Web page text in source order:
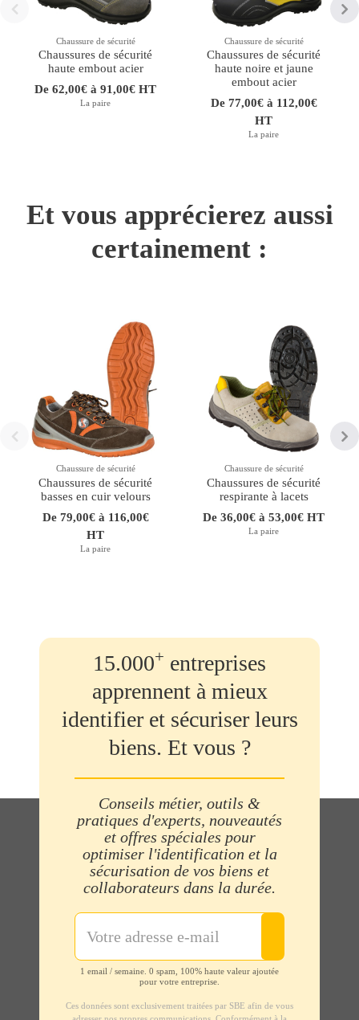
Chaussure de sécurité
Chaussures de sécurité
haute embout acier
De 62,00€ à 91,00€ HT
La paire
Chaussure de sécurité
Chaussures de sécurité
haute noire et jaune
embout acier
De 77,00€ à 112,00€
HT
La paire
Et vous apprécierez aussi
certainement :
Chaussure de sécurité
Chaussures de sécurité
basses en cuir velours
De 79,00€ à 116,00€
HT
La paire
Chaussure de sécurité
Chaussures de sécurité
respirante à lacets
De 36,00€ à 53,00€ HT
La paire
15.000+ entreprises
apprennent à mieux
identifier et sécuriser leurs
biens. Et vous ?
Conseils métier, outils &
pratiques d'experts, nouveautés
et offres spéciales pour
optimiser l'identification et la
sécurisation de vos biens et
collaborateurs dans la durée.
1 email / semaine. 0 spam, 100% haute valeur ajoutée
pour votre entreprise.
Ces données sont exclusivement traitées par SBE afin de vous